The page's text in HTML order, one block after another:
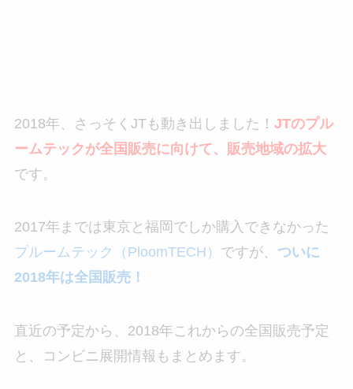
2018年、さっそくJTも動き出しました！ JTのプル
ームテックが全国販売に向けて、販売地域の拡大
です。
2017年までは東京と福岡でしか購入できなかった
プルームテック（PloomTECH） ですが、 ついに
2018年は全国販売！
直近の予定から、2018年これからの全国販売予定
と、コンビニ展開情報もまとめます。